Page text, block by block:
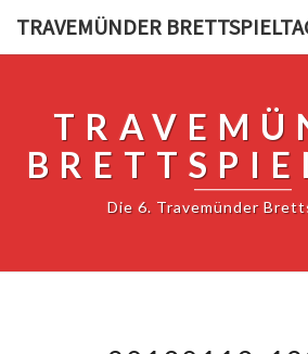
TRAVEMÜNDER
Die 6. Travemünder